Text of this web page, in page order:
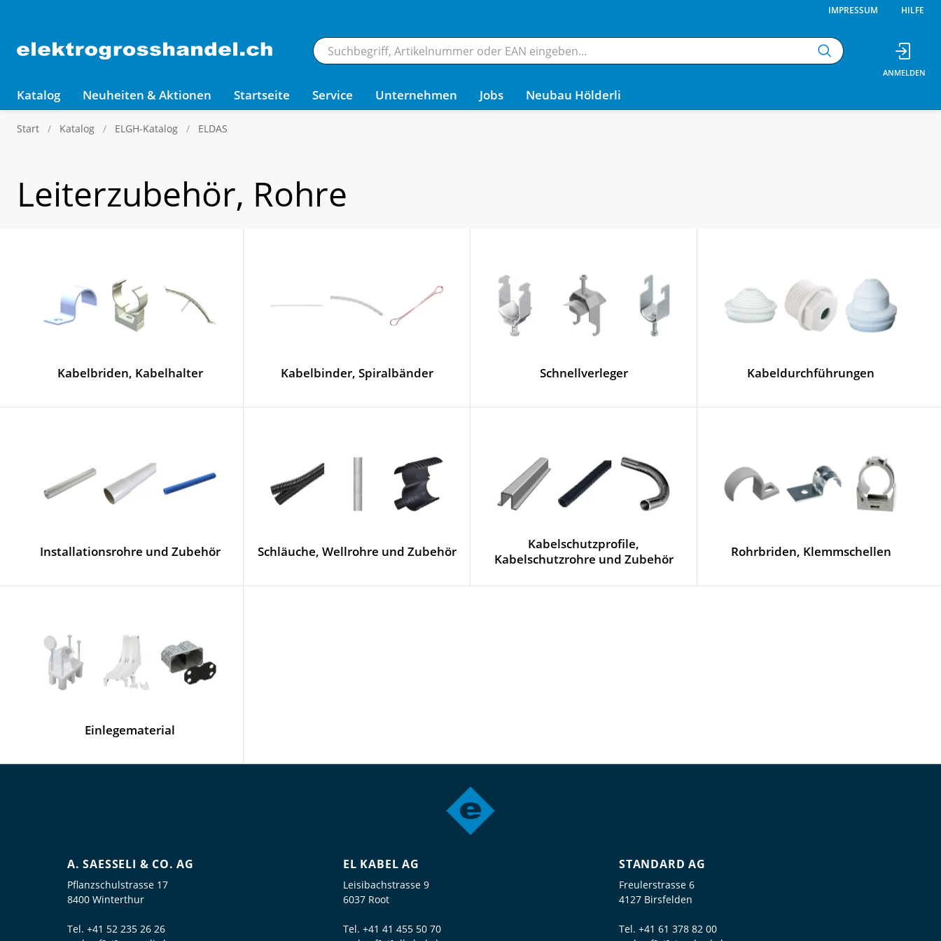
IMPRESSUM HILFE
Katalog Neuheiten & Aktionen Startseite Service Unternehmen Jobs Neubau Hölderli
Start Katalog ELGH-Katalog ELDAS
Leiterzubehör, Rohre
Kabelbriden, Kabelhalter Kabelbinder, Spiralbänder Schnellverleger Kabeldurchführungen
Installationsrohre und Zubehör Schläuche, Wellrohre und Zubehör
Kabelschutzprofile,
Kabelschutzrohre und Zubehör
Rohrbriden, Klemmschellen
Einlegematerial
A. SAESSELI & CO. AG
Pflanzschulstrasse 17
8400 Winterthur
Tel. +41 52 235 26 26
EL KABEL AG
Leisibachstrasse 9
6037 Root
Tel. +41 41 455 50 70
STANDARD AG
Freulerstrasse 6
4127 Birsfelden
Tel. +41 61 378 82 00